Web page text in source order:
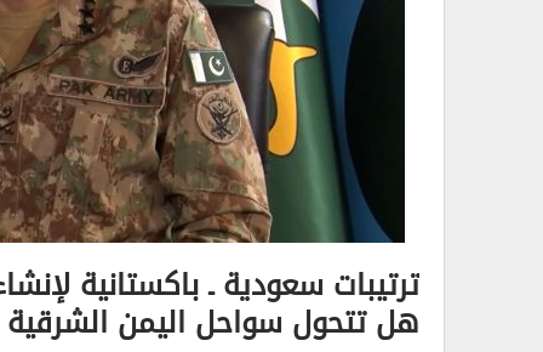
ترتيبات سعودية ـ باكستانية
هل تتحول سواحل اليمن